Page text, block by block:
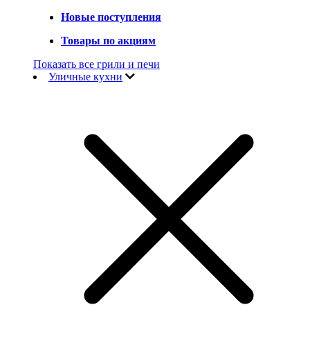
Новые поступления
Товары по акциям
Показать все грили и печи
Уличные кухни